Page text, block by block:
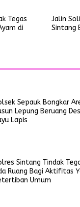
Tegas
di
Jalin
Sintang
Sepauk Bongkar
Lepung Beruang
Lapis
Sintang Tindak
Ruang Bagi Aktifitas
Umum